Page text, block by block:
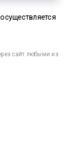
осуществляется
сайт любыми из